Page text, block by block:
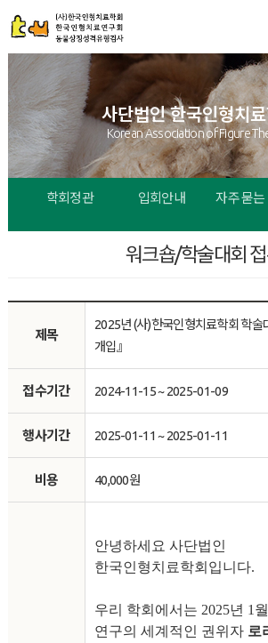
사단법인 한국인형치
Korean Association of Figure
학회정관 입회안내 자주 묻는
워크숍/학술대회
제목
2025년 (사)한국인형치료학회 학술
개입』
접수기간 2024-11-15 ~ 2025-01-09
행사기간 2025-01-11 ~ 2025-01-11
비용 40,000원
안녕하세요 사단법인
한국인형치료학회입니다.
우리 학회에서는 2025년 1 월
연구의 세계적인 권위자 로